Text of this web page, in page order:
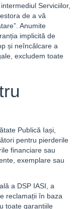
Serviciilor,
de a vă
Anumite
implicită de
și neîncălcare a
excludem toate
Publică Iași,
pentru pierderile
financiare sau
exemplare sau
a DSP IASI, a
reclamații în baza
toate garanțiile